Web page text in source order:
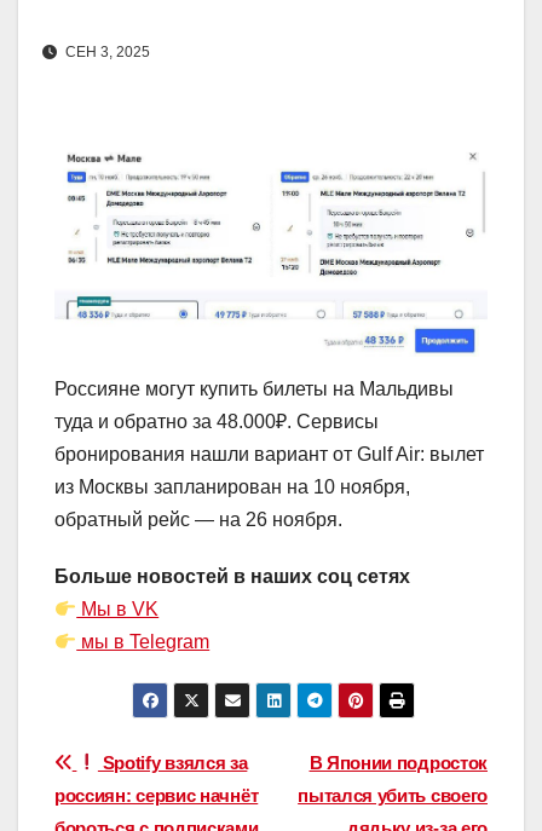
СЕН 3, 2025
Россияне могут купить билеты на Мальдивы
туда и обратно за 48.000₽. Сервисы
бронирования нашли вариант от Gulf Air: вылет
из Москвы запланирован на 10 ноября,
обратный рейс — на 26 ноября.
Больше новостей в наших соц сетях
Мы в VK
мы в Telegram
Навигация
по
В Японии подросток
пытался убить своего
Spotify взялся за
россиян: сервис начнёт